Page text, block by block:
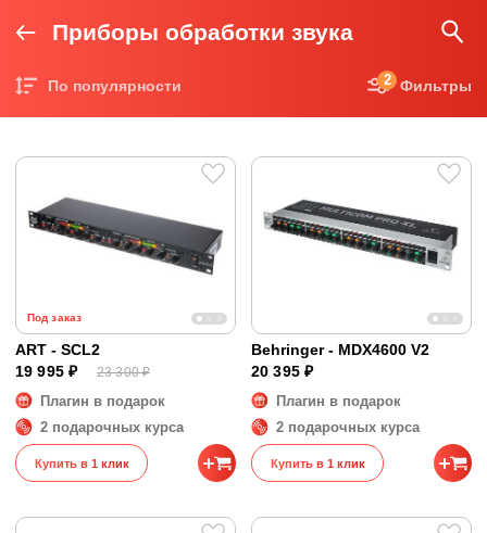
Приборы обработки звука
По популярности Фильтры
2
Под заказ
ART - SCL2
19 995 ₽
23 300 ₽
Плагин в подарок
2 подарочных курса
Купить в 1 клик
Behringer - MDX4600 V2
20 395 ₽
Плагин в подарок
2 подарочных курса
Купить в 1 клик